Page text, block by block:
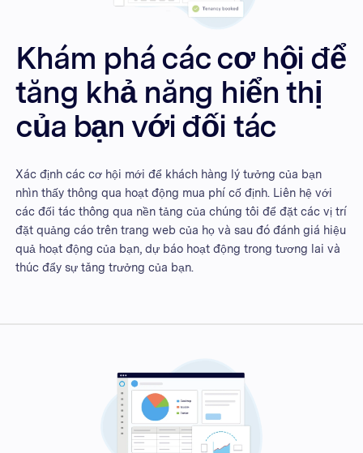
Khám phá các cơ hội để
tăng khả năng hiển thị
của bạn với đối tác
Xác định các cơ hội mới để khách hàng lý tưởng của bạn
nhìn thấy thông qua hoạt động mua phí cố định. Liên hệ với
các đối tác thông qua nền tảng của chúng tôi để đặt các vị trí
đặt quảng cáo trên trang web của họ và sau đó đánh giá hiệu
quả hoạt động của bạn, dự báo hoạt động trong tương lai và
thúc đẩy sự tăng trưởng của bạn.